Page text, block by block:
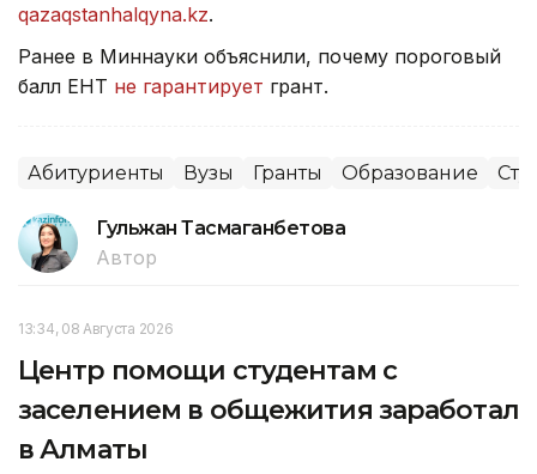
qazaqstanhalqyna.kz.
Ранее в Миннауки объяснили, почему пороговый
балл ЕНТ не гарантирует грант.
Абитуриенты Вузы Гранты Образование
Гульжан Тасмаганбетова
Автор
13:34, 08 Августа 2026
Центр помощи студентам с
заселением в общежития заработал
в Алматы